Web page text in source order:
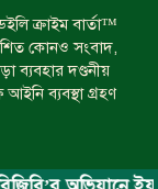
ক্রাইম বার্তা™
কোনও সংবাদ,
ব্যবহার দণ্ডনীয়
ব্যবস্থা গ্রহণ